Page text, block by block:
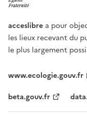
acceslibre a pour
les lieux recevant du
le plus largement
www.ecologie.gouv.fr
beta.gouv.fr